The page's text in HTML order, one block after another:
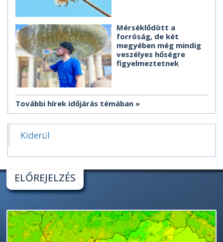
Mérséklődött a
forróság, de két
megyében még mindig
veszélyes hőségre
figyelmeztetnek
További hírek időjárás témában
Kiderül
ELŐREJELZÉS